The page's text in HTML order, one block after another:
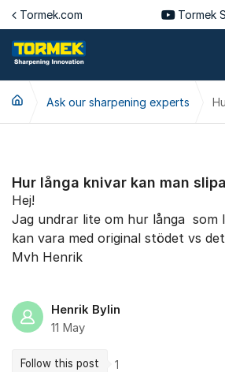
Jump to content
Tormek.com Tormek
Ask our sharpening experts
Hur långa knivar kan man
Hej!
Jag undrar lite om hur långa som
kan vara med original stödet vs
Mvh Henrik
Henrik Bylin
11 May
Follow this post 1